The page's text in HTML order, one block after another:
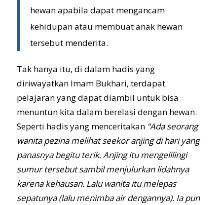
hewan apabila dapat mengancam
kehidupan atau membuat anak hewan
tersebut menderita.
Tak hanya itu, di dalam hadis yang
diriwayatkan Imam Bukhari, terdapat
pelajaran yang dapat diambil untuk bisa
menuntun kita dalam berelasi dengan hewan.
Seperti hadis yang menceritakan “Ada seorang
wanita pezina melihat seekor anjing di hari yang
panasnya begitu terik. Anjing itu mengelilingi
sumur tersebut sambil menjulurkan lidahnya
karena kehausan. Lalu wanita itu melepas
sepatunya (lalu menimba air dengannya). Ia pun